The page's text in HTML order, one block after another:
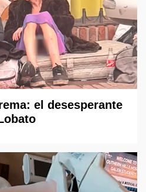
el desesperante